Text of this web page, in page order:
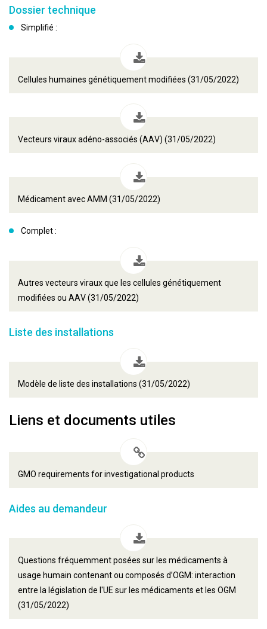
Dossier technique
Simplifié :
Cellules humaines génétiquement modifiées (31/05/2022)
Vecteurs viraux adéno-associés (AAV) (31/05/2022)
Médicament avec AMM (31/05/2022)
Complet :
Autres vecteurs viraux que les cellules génétiquement
modifiées ou AAV (31/05/2022)
Liste des installations
Modèle de liste des installations (31/05/2022)
Liens et documents utiles
GMO requirements for investigational products
Aides au demandeur
Questions fréquemment posées sur les médicaments à
usage humain contenant ou composés d’OGM: interaction
entre la législation de l'UE sur les médicaments et les OGM
(31/05/2022)